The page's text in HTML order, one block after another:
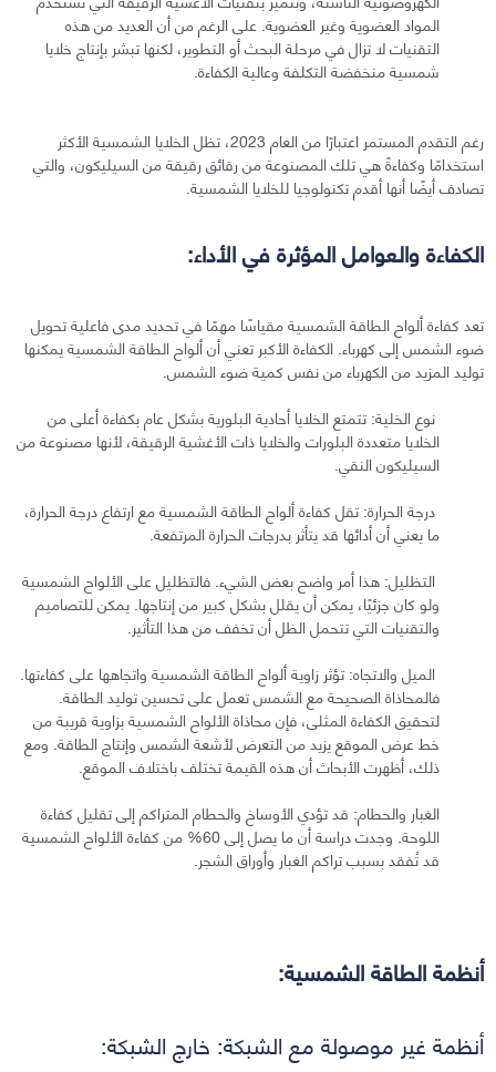
المواد العضوية وغير العضوية. على الرغم من أن العديد من هذه
التقنيات لا تزال في مرحلة البحث أو التطوير، لكنها تبشر بإنتاج خلايا
شمسية منخفضة التكلفة وعالية الكفاءة.
رغم التقدم المستمر اعتبارًا من العام 2023، تظل الخلايا الشمسية الأكثر
استخدامًا وكفاءةً هي تلك المصنوعة من رقائق رقيقة من السيليكون، والتي
تصادف أيضًا أنها أقدم تكنولوجيا للخلايا الشمسية.
الكفاءة والعوامل المؤثرة في الأداء:
تعد كفاءة ألواح الطاقة الشمسية مقياسًا مهمًا في تحديد مدى فاعلية تحويل
ضوء الشمس إلى كهرباء. الكفاءة الأكبر تعني أن ألواح الطاقة الشمسية يمكنها
توليد المزيد من الكهرباء من نفس كمية ضوء الشمس.
نوع الخلية: تتمتع الخلايا أحادية البلورية بشكل عام بكفاءة أعلى من
الخلايا متعددة البلورات والخلايا ذات الأغشية الرقيقة، لأنها مصنوعة من
السيليكون النقي.
درجة الحرارة: تقل كفاءة ألواح الطاقة الشمسية مع ارتفاع درجة الحرارة،
ما يعني أن أدائها قد يتأثر بدرجات الحرارة المرتفعة.
التظليل: هذا أمر واضح بعض الشيء. فالتظليل على الألواح الشمسية
ولو كان جزئيًا، يمكن أن يقلل بشكل كبير من إنتاجها. يمكن للتصاميم
والتقنيات التي تتحمل الظل أن تخفف من هذا التأثير.
الميل والاتجاه: تؤثر زاوية ألواح الطاقة الشمسية واتجاهها على كفاءتها.
فالمحاذاة الصحيحة مع الشمس تعمل على تحسين توليد الطاقة.
لتحقيق الكفاءة المثلى، فإن محاذاة الألواح الشمسية بزاوية قريبة من
خط عرض الموقع يزيد من التعرض لأشعة الشمس وإنتاج الطاقة. ومع
ذلك، أظهرت الأبحاث أن هذه القيمة تختلف باختلاف الموقع.
الغبار والحطام: قد تؤدي الأوساخ والحطام المتراكم إلى تقليل كفاءة
اللوحة. وجدت دراسة أن ما يصل إلى 60% من كفاءة الألواح الشمسية
قد تُفقد بسبب تراكم الغبار وأوراق الشجر.
أنظمة الطاقة الشمسية:
أنظمة غير موصولة مع الشبكة: خارج الشبكة: